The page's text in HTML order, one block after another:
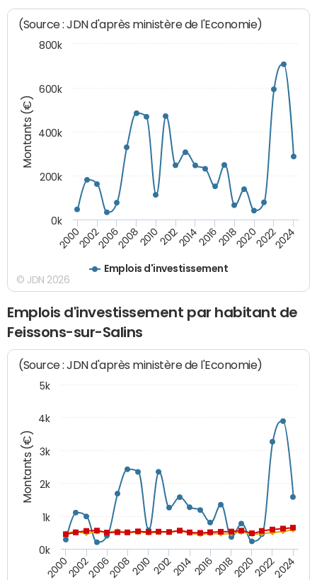
Montants (€)
(Source : JDN d'après ministère de l'Economie)
Emplois d'investissement
200020022006200820102012201420162018202020222024
0k
200k
400k
600k
800k
© JDN 2026
Emplois d'investissement par habitant de
Feissons-sur-Salins
Montants (€)
(Source : JDN d'après ministère de l'Economie)
20002002200620082010 2012201420162018202020222024
0k
1k
2k
3k
4k
5k